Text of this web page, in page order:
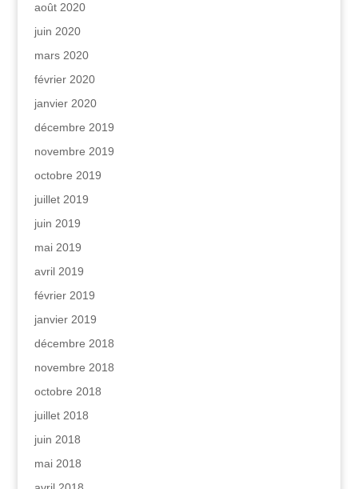
août 2020
juin 2020
mars 2020
février 2020
janvier 2020
décembre 2019
novembre 2019
octobre 2019
juillet 2019
juin 2019
mai 2019
avril 2019
février 2019
janvier 2019
décembre 2018
novembre 2018
octobre 2018
juillet 2018
juin 2018
mai 2018